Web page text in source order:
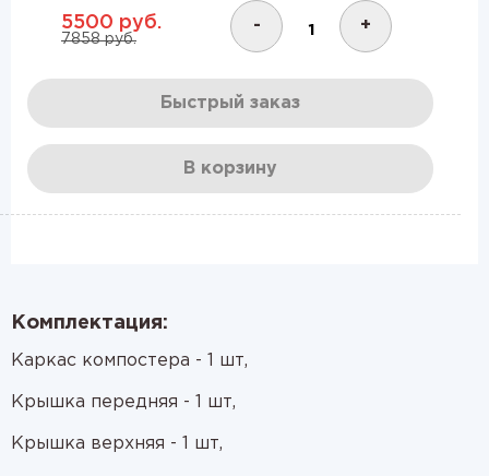
5500 руб.
7858 руб.
- +
Быстрый заказ
В корзину
Комплектация:
Каркас компостера - 1 шт,
Крышка передняя - 1 шт,
Крышка верхняя - 1 шт,